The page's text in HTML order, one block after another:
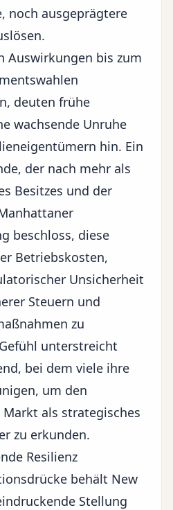
noch ausgeprägtere
Auswirkungen bis zum
deuten frühe
wachsende Unruhe
hin. Ein
der nach mehr als
Besitzes und der
beschloss, diese
Betriebskosten,
Unsicherheit
Steuern und
zu
unterstreicht
bei dem viele ihre
um den
als strategisches
zu erkunden.
Resilienz
behält New
Stellung